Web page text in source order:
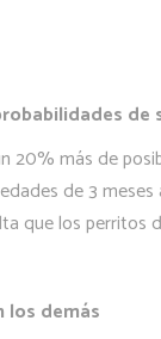
de
20% más de
de 3
que los perritos
los demás